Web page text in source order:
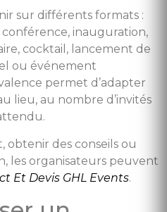
sur différents formats :
conférence, inauguration,
cocktail, lancement de
ou événement
permet d’adapter
lieu, au nombre d’invités
des conseils ou
les organisateurs peuvent
Et Devis GHL Events.